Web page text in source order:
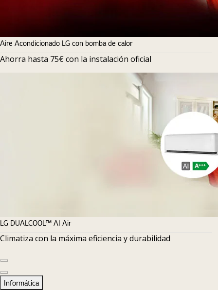
Aire Acondicionado LG con bomba de calor
Ahorra hasta 75€ con la instalación oficial
LG DUALCOOL™ AI Air
Climatiza con la máxima eficiencia y durabilidad
Diapositiva siguiente
Informática